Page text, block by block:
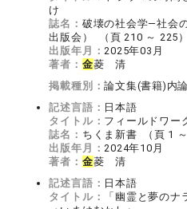
け
誌名： 破壊の社会学―社会
出版会） （頁 210 ～ 225）
出版年月：2025年03月
著者： 金菱 清
掲載種別：論文集(書籍)内
記述言語： 日本語
タイトル： フィールドワー
誌名： ちくま新書 （頁 1 ～
出版年月：2024年10月
著者： 金菱 清
記述言語： 日本語
タイトル：
「幽霊と夢の